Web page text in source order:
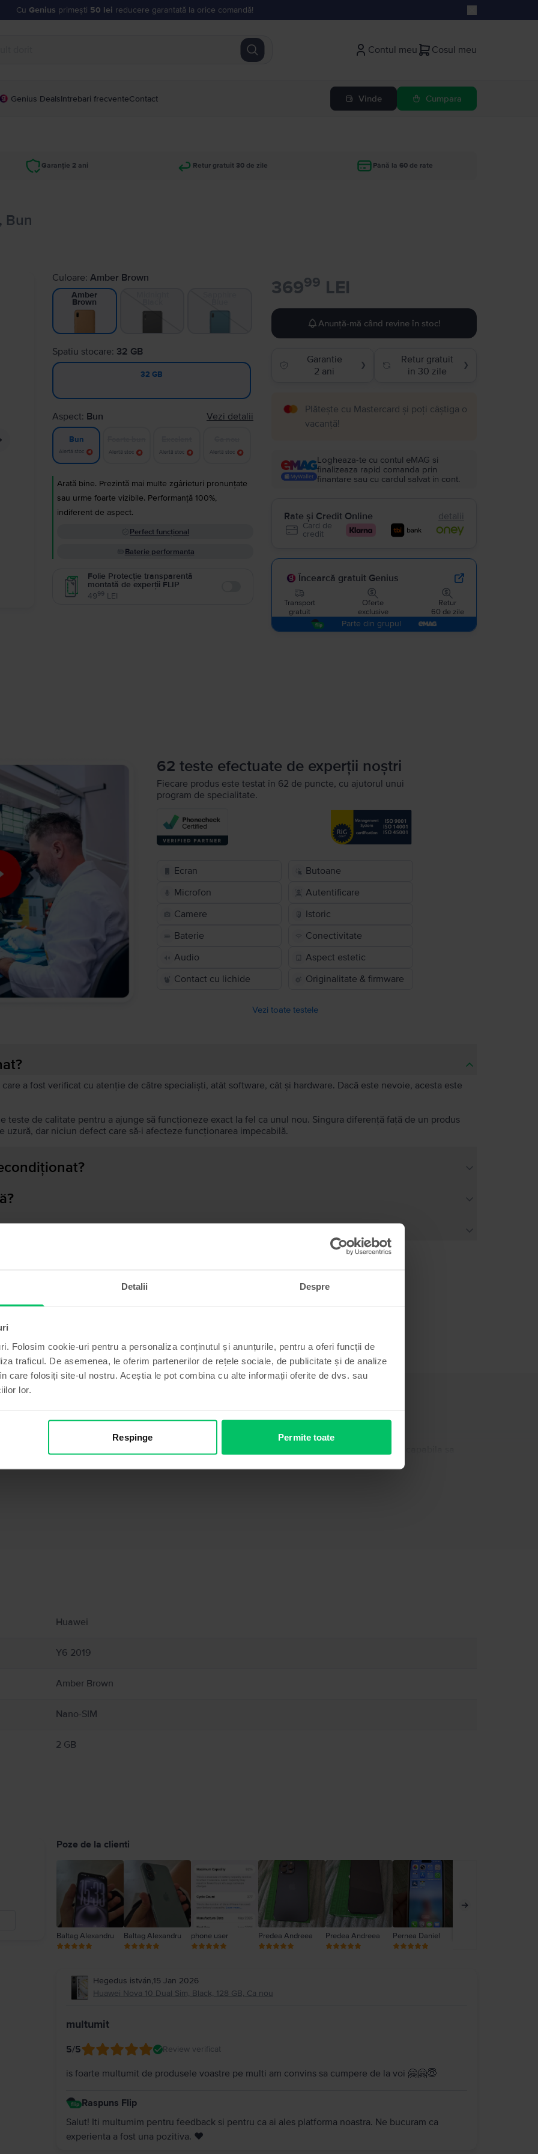
Detalii Despre
Folosim cookie-uri pentru a personaliza conținutul și anunțurile, pentru a oferi funcții de
traficul. De asemenea, le oferim partenerilor de rețele sociale, de publicitate și de analize
care folosiți site-ul nostru. Aceștia le pot combina cu alte informații oferite de dvs. sau
lor.
Respinge Permite toate
Cu Genius primești 50 lei reducere garantată la orice comandă!
Contul meu Cosul meu
Genius DealsIntrebari frecventeContact Vinde Cumpara
Garanție 2 ani Retur gratuit 30 de zile Până la 60 de rate
Bun
Culoare:Amber Brown
Amber
Brown
Spatiu stocare: 32 GB
32 GB
Aspect: Bun Vezi detalii
Bun
Alertă stoc Alertă stoc Alertă stoc Alertă stoc
Arată bine. Prezintă mai multe zgârieturi pronunțate
sau urme foarte vizibile. Performanță 100%,
indiferent de aspect.
Perfect funcțional
Baterie performanta
Folie Protecție transparentă
montată de experții FLIP
4999 LEI
36999 LEI
Anunță-mă când revine în stoc!
Garantie
2 ani
❯
Retur gratuit
in 30 zile
❯
Plătește cu Mastercard și poți câștiga o
vacanță!
Logheaza-te cu contul eMAG si
finalizeaza rapid comanda prin
finantare sau cu cardul salvat in cont.
Rate și Credit Online detalii
Card de
credit
Încearcă gratuit Genius
Transport
gratuit
Oferte
exclusive
Retur
60 de zile
Parte din grupul
62 teste efectuate de experții noștri
Fiecare produs este testat în 62 de puncte, cu ajutorul unui
program de specialitate.
Ecran
Butoane
Microfon
Autentificare
Camere
Istoric
Baterie
Conectivitate
Audio
Aspect estetic
Contact cu lichide
Originalitate & firmware
Vezi toate testele
a fost verificat cu atenție de către specialiști, atât software, cât și hardware. Dacă este nevoie, acesta este
teste de calitate pentru a ajunge să funcționeze exact la fel ca unul nou. Singura diferență față de un produs
uzură, dar niciun defect care să-i afecteze funcționarea impecabilă.
32 GB, Bun
Huawei, Huawei Y6 2019 se alfa aici cu al sau ecran de 6.09” si camera de 13MP care este capabila sa
de o baterie de 3020mAh care este favorizata de procesorul Helio A22.
Huawei
Y6 2019
Amber Brown
Nano-SIM
2 GB
Poze de la clienti
Baltag Alexandru Baltag Alexandru phone user Predea Andreea Predea Andreea Pernea Daniel
Hegedus istván,15 Jan 2026
Huawei Nova 10 Dual Sim, Black, 128 GB, Ca nou
multumit
5/5 Review verificat
is foarte multumit de produsele voastre pe multi am convins sa cumpere de la voi 🤗🤗😇
Raspuns Flip
Salut! Iti multumim pentru feedback si pentru ca ai ales platforma noastra. Ne bucuram ca
experienta a fost una pozitiva. ❤️